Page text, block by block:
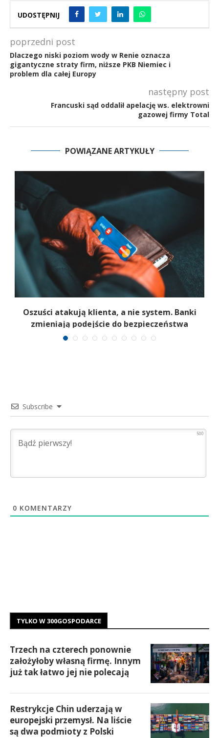
UDOSTĘPNIJ
poprzedni post
Dlaczego niski poziom wody w Renie oznacza
gigantyczne straty firm, niższe PKB Niemiec i
problem dla całej Europy
następny post
Francuski sąd oddalił apelację ws. elektrowni
gazowej firmy Total
POWIĄZANE ARTYKUŁY
Oszuści atakują klienta, a nie system. Banki
zmieniają podejście do bezpieczeństwa
Subscribe
500
0 KOMENTARZY
TYLKO W 300GOSPODARCE
Trzech na czterech ponownie
założyłoby własną firmę. Innym
już tak łatwo jej nie polecają
Restrykcje Chin uderzają w
europejski przemysł. Na liście
są dwa podmioty z Polski